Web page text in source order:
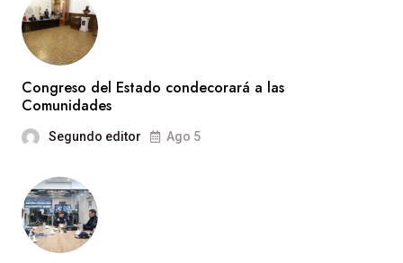
Congreso del Estado condecorará a las
Comunidades
Segundo editor Ago 5